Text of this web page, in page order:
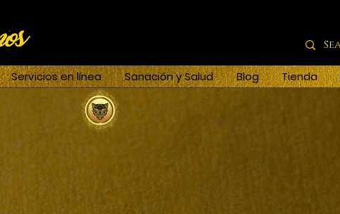
Servicios en línea Sanación y Salud Blog Tienda